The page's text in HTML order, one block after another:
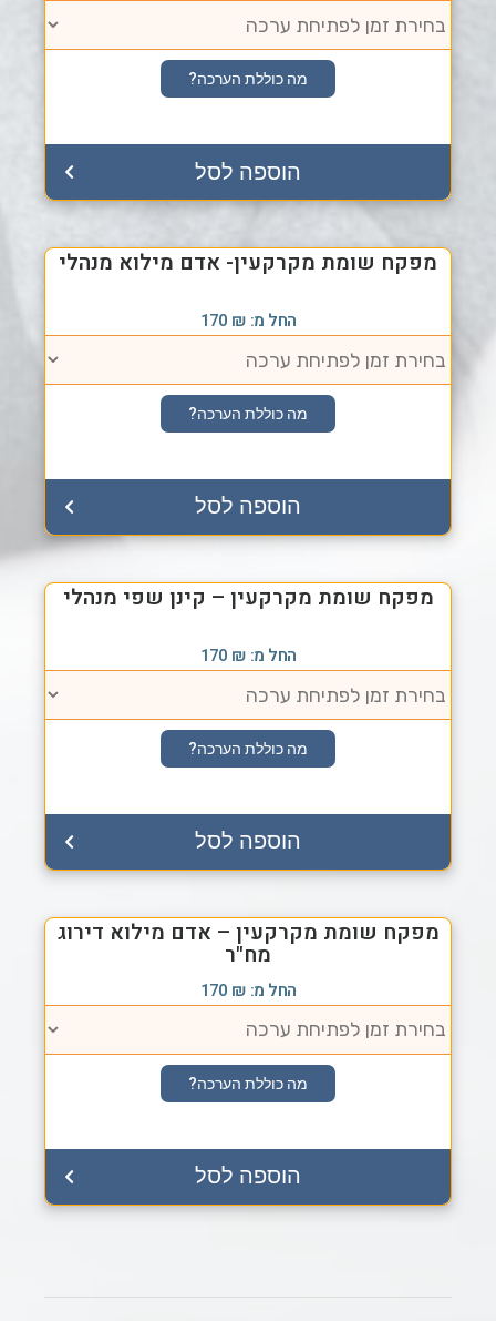
הוספה לסל
מה כוללת הערכה?
מפקח שומת מקרקעין- אדם מילוא מנהלי
החל מ: 170 ₪
הוספה לסל
מה כוללת הערכה?
מפקח שומת מקרקעין – קינן שפי מנהלי
החל מ: 170 ₪
הוספה לסל
מה כוללת הערכה?
מפקח שומת מקרקעין – אדם מילוא דירוג
מח"ר
החל מ: 170 ₪
הוספה לסל
מה כוללת הערכה?